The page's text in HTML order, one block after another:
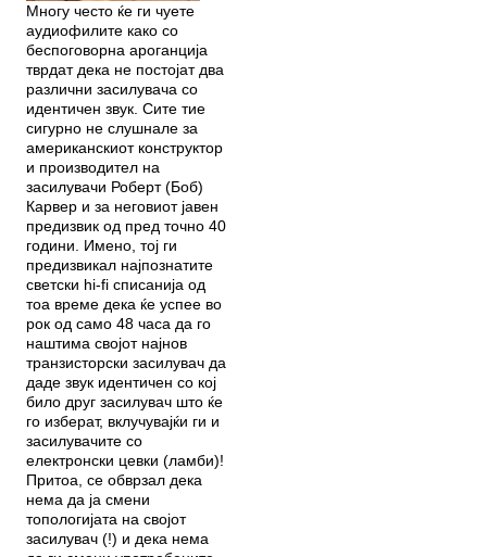
Многу често ќе ги чуете
аудиофилите како со
беспоговорна ароганција
тврдат дека не постојат два
различни засилувача со
идентичен звук. Сите тие
сигурно не слушнале за
американскиот конструктор
и производител на
засилувачи Роберт (Боб)
Карвер и за неговиот јавен
предизвик од пред точно 40
години. Имено, тој ги
предизвикал најпознатите
светски hi-fi списанија од
тоа време дека ќе успее во
рок од само 48 часа да го
наштима својот најнов
транзисторски засилувач да
даде звук идентичен со кој
било друг засилувач што ќе
го изберат, вклучувајќи ги и
засилувачите со
електронски цевки (ламби)!
Притоа, се обврзал дека
нема да ја смени
топологијата на својот
засилувач (!) и дека нема